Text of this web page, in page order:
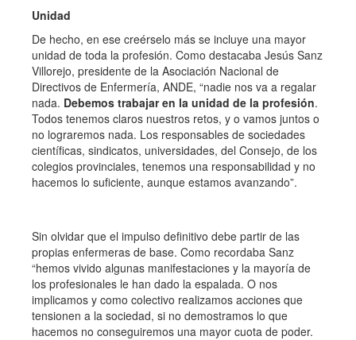
Unidad
De hecho, en ese creérselo más se incluye una mayor
unidad de toda la profesión. Como destacaba Jesús Sanz
Villorejo, presidente de la Asociación Nacional de
Directivos de Enfermería, ANDE, “nadie nos va a regalar
nada. Debemos trabajar en la unidad de la profesión.
Todos tenemos claros nuestros retos, y o vamos juntos o
no lograremos nada. Los responsables de sociedades
científicas, sindicatos, universidades, del Consejo, de los
colegios provinciales, tenemos una responsabilidad y no
hacemos lo suficiente, aunque estamos avanzando”.
Sin olvidar que el impulso definitivo debe partir de las
propias enfermeras de base. Como recordaba Sanz
“hemos vivido algunas manifestaciones y la mayoría de
los profesionales le han dado la espalada. O nos
implicamos y como colectivo realizamos acciones que
tensionen a la sociedad, si no demostramos lo que
hacemos no conseguiremos una mayor cuota de poder.